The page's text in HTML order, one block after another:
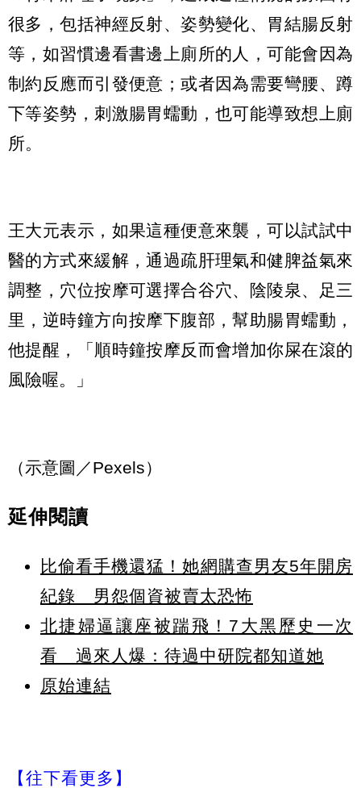
很多，包括神經反射、姿勢變化、胃結腸反射
等，如習慣邊看書邊上廁所的人，可能會因為
制約反應而引發便意；或者因為需要彎腰、蹲
下等姿勢，刺激腸胃蠕動，也可能導致想上廁
所。
王大元表示，如果這種便意來襲，可以試試中
醫的方式來緩解，通過疏肝理氣和健脾益氣來
調整，穴位按摩可選擇合谷穴、陰陵泉、足三
里，逆時鐘方向按摩下腹部，幫助腸胃蠕動，
他提醒，「順時鐘按摩反而會增加你屎在滾的
風險喔。」
（示意圖／Pexels）
延伸閱讀
比偷看手機還猛！她網購查男友5年開房
紀錄 男怨個資被賣太恐怖
北捷婦逼讓座被踹飛！7大黑歷史一次
看 過來人爆：待過中研院都知道她
原始連結
【往下看更多】